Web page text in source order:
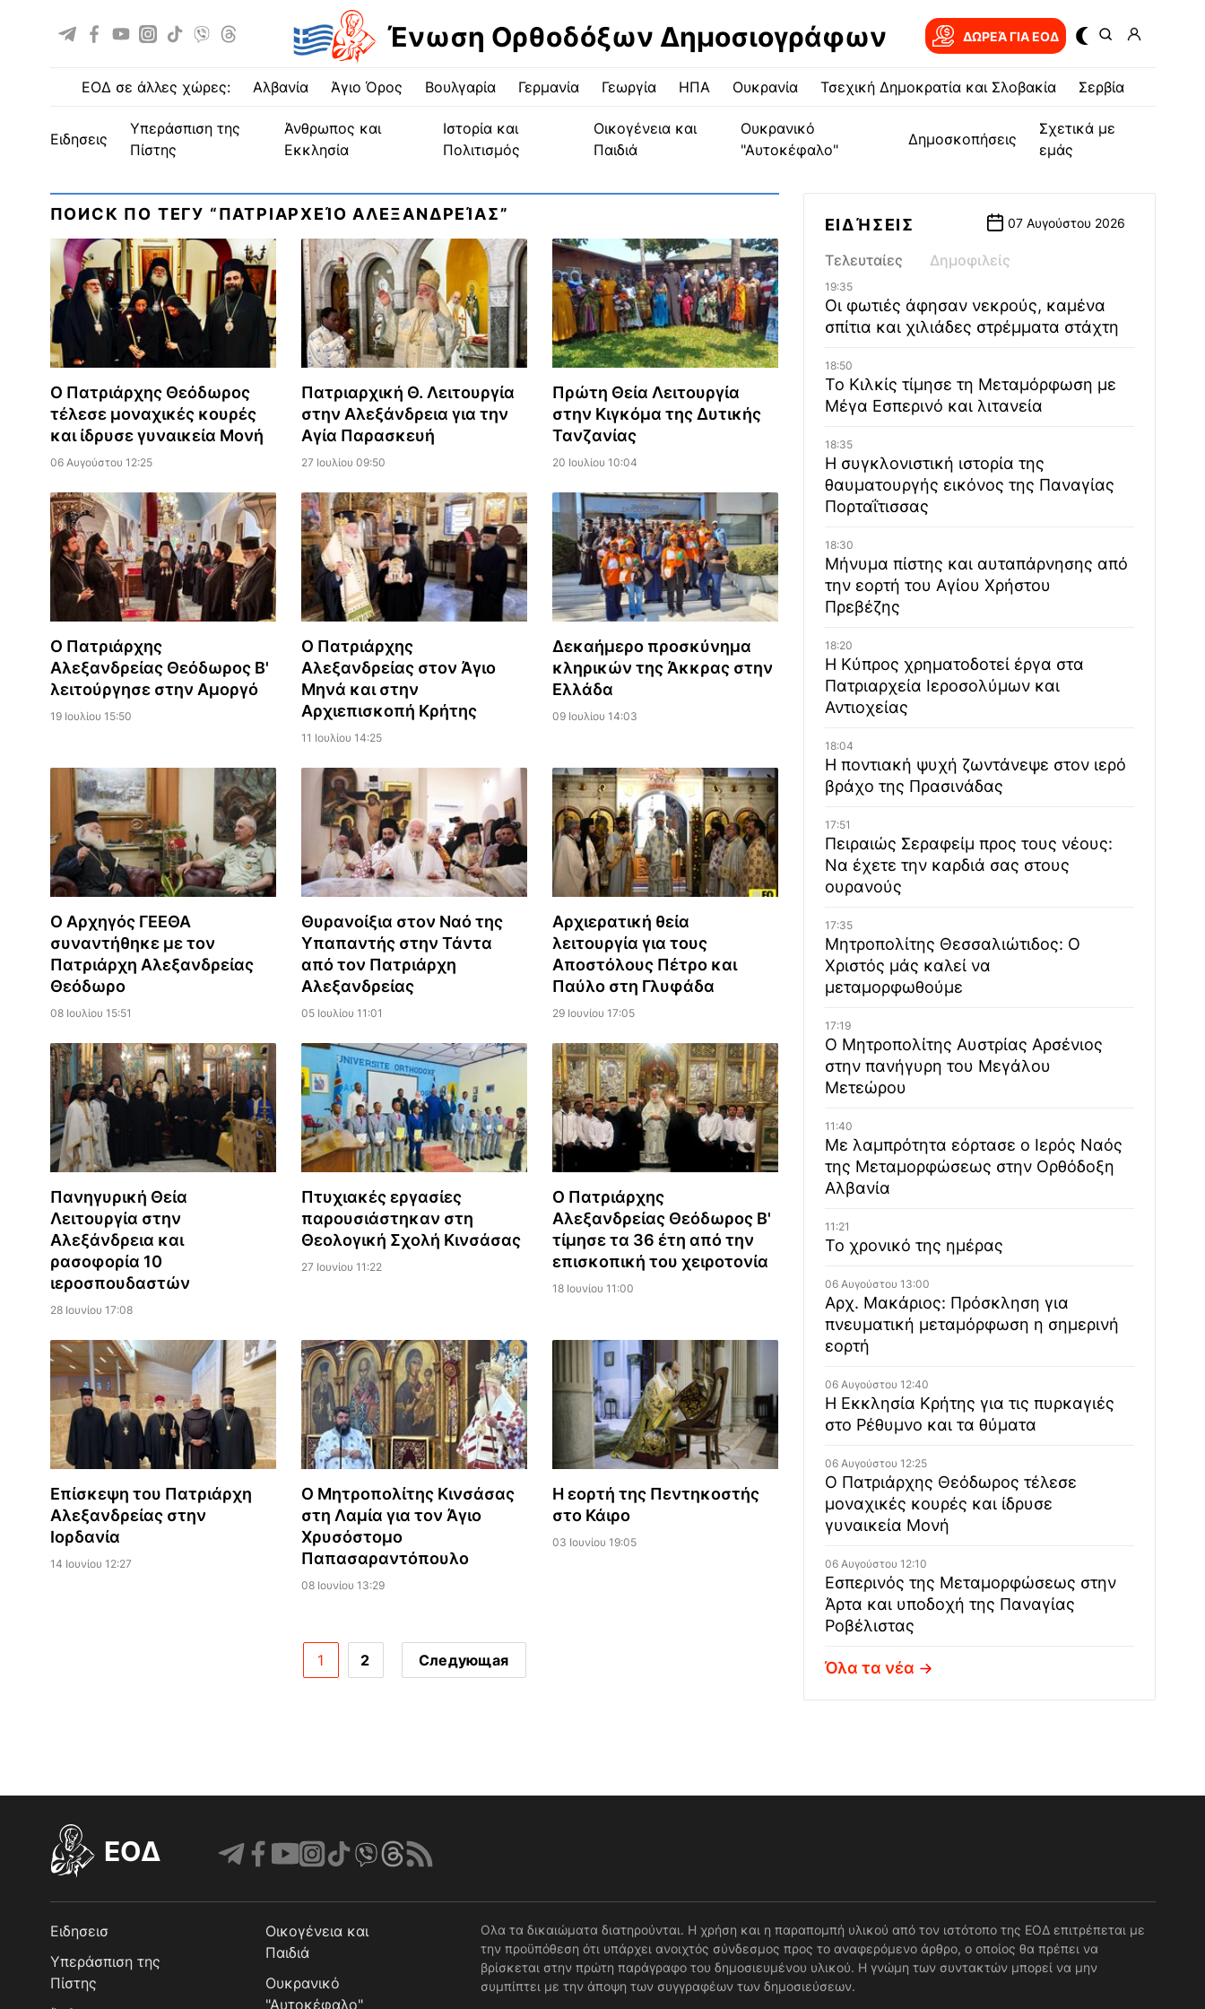
Ένωση Ορθοδόξων Δημοσιογράφων ΔΩΡΕΆ ΓΙΑ EOΔ
ΕΟΔ σε άλλες χώρες: Αλβανία Άγιο Όρος Βουλγαρία Γερμανία Γεωργία ΗΠΑ Ουκρανία Τσεχική Δημοκρατία και Σλοβακία Σερβία
ειδησεις
Υπεράσπιση της
Πίστης
Άνθρωπος και
Εκκλησία
Ιστορία και
Πολιτισμός
Οικογένεια και
Παιδιά
Ουκρανικό
"Αυτοκέφαλο"
Δημοσκοπήσεις
Σχετικά με
εμάς
ПОИСК ПО ТЕГУ “ΠΑΤΡΙΑΡΧΕΊΟ ΑΛΕΞΑΝΔΡΕΊΑΣ”
Ο Πατριάρχης Θεόδωρος
τέλεσε μοναχικές κουρές
και ίδρυσε γυναικεία Μονή
06 Αυγούστου 12:25
Πατριαρχική Θ. Λειτουργία
στην Αλεξάνδρεια για την
Αγία Παρασκευή
27 Ιουλίου 09:50
Πρώτη Θεία Λειτουργία
στην Κιγκόμα της Δυτικής
Τανζανίας
20 Ιουλίου 10:04
Ο Πατριάρχης
Αλεξανδρείας Θεόδωρος Β'
λειτούργησε στην Αμοργό
19 Ιουλίου 15:50
Ο Πατριάρχης
Αλεξανδρείας στον Άγιο
Μηνά και στην
Αρχιεπισκοπή Κρήτης
11 Ιουλίου 14:25
Δεκαήμερο προσκύνημα
κληρικών της Άκκρας στην
Ελλάδα
09 Ιουλίου 14:03
Ο Αρχηγός ΓΕΕΘΑ
συναντήθηκε με τον
Πατριάρχη Αλεξανδρείας
Θεόδωρο
08 Ιουλίου 15:51
Θυρανοίξια στον Ναό της
Υπαπαντής στην Τάντα
από τον Πατριάρχη
Αλεξανδρείας
05 Ιουλίου 11:01
Αρχιερατική θεία
λειτουργία για τους
Αποστόλους Πέτρο και
Παύλο στη Γλυφάδα
29 Ιουνίου 17:05
Πανηγυρική Θεία
Λειτουργία στην
Αλεξάνδρεια και
ρασοφορία 10
ιεροσπουδαστών
28 Ιουνίου 17:08
Πτυχιακές εργασίες
παρουσιάστηκαν στη
Θεολογική Σχολή Κινσάσας
27 Ιουνίου 11:22
Ο Πατριάρχης
Αλεξανδρείας Θεόδωρος Β'
τίμησε τα 36 έτη από την
επισκοπική του χειροτονία
18 Ιουνίου 11:00
Επίσκεψη του Πατριάρχη
Αλεξανδρείας στην
Ιορδανία
14 Ιουνίου 12:27
Ο Μητροπολίτης Κινσάσας
στη Λαμία για τον Άγιο
Χρυσόστομο
Παπασαραντόπουλο
08 Ιουνίου 13:29
Η εορτή της Πεντηκοστής
στο Κάιρο
03 Ιουνίου 19:05
1 2 Следующая
ΕΙΔΉΣΕΙΣ 07 Αυγούστου 2026
Τελευταίες Δημοφιλείς
19:35
Οι φωτιές άφησαν νεκρούς, καμένα
σπίτια και χιλιάδες στρέμματα στάχτη
18:50
Το Κιλκίς τίμησε τη Μεταμόρφωση με
Μέγα Εσπερινό και λιτανεία
18:35
Η συγκλονιστική ιστορία της
θαυματουργής εικόνος της Παναγίας
Πορταΐτισσας
18:30
Μήνυμα πίστης και αυταπάρνησης από
την εορτή του Αγίου Χρήστου
Πρεβέζης
18:20
Η Κύπρος χρηματοδοτεί έργα στα
Πατριαρχεία Ιεροσολύμων και
Αντιοχείας
18:04
Η ποντιακή ψυχή ζωντάνεψε στον ιερό
βράχο της Πρασινάδας
17:51
Πειραιώς Σεραφείμ προς τους νέους:
Να έχετε την καρδιά σας στους
ουρανούς
17:35
Μητροπολίτης Θεσσαλιώτιδος: Ο
Χριστός μάς καλεί να
μεταμορφωθούμε
17:19
Ο Μητροπολίτης Αυστρίας Αρσένιος
στην πανήγυρη του Μεγάλου
Μετεώρου
11:40
Με λαμπρότητα εόρτασε ο Ιερός Ναός
της Μεταμορφώσεως στην Ορθόδοξη
Αλβανία
11:21
Το χρονικό της ημέρας
06 Αυγούστου 13:00
Αρχ. Μακάριος: Πρόσκληση για
πνευματική μεταμόρφωση η σημερινή
εορτή
06 Αυγούστου 12:40
Η Εκκλησία Κρήτης για τις πυρκαγιές
στο Ρέθυμνο και τα θύματα
06 Αυγούστου 12:25
Ο Πατριάρχης Θεόδωρος τέλεσε
μοναχικές κουρές και ίδρυσε
γυναικεία Μονή
06 Αυγούστου 12:10
Εσπερινός της Μεταμορφώσεως στην
Άρτα και υποδοχή της Παναγίας
Ροβέλιστας
Όλα τα νέα
EOΔ
Ειδησεισ
Υπεράσπιση της
Πίστης
Οικογένεια και
Παιδιά
Ουκρανικό
"Αυτοκέφαλο"
Ολα τα δικαιώματα διατηρούνται. Η χρήση και η παραπομπή υλικού από τον ιστότοπο της ΕΟΔ επιτρέπεται με
την προϋπόθεση ότι υπάρχει ανοιχτός σύνδεσμος προς το αναφερόμενο άρθρο, ο οποίος θα πρέπει να
βρίσκεται στην πρώτη παράγραφο του δημοσιευμένου υλικού. Η γνώμη των συντακτών μπορεί να μην
συμπίπτει με την άποψη των συγγραφέων των δημοσιεύσεων.